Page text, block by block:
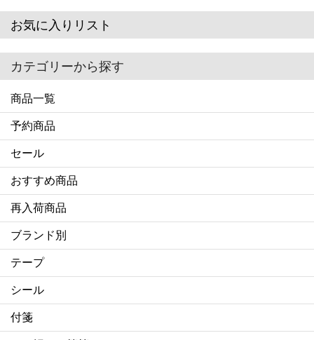
お気に入りリスト
カテゴリーから探す
商品一覧
予約商品
セール
おすすめ商品
再入荷商品
ブランド別
テープ
シール
付箋